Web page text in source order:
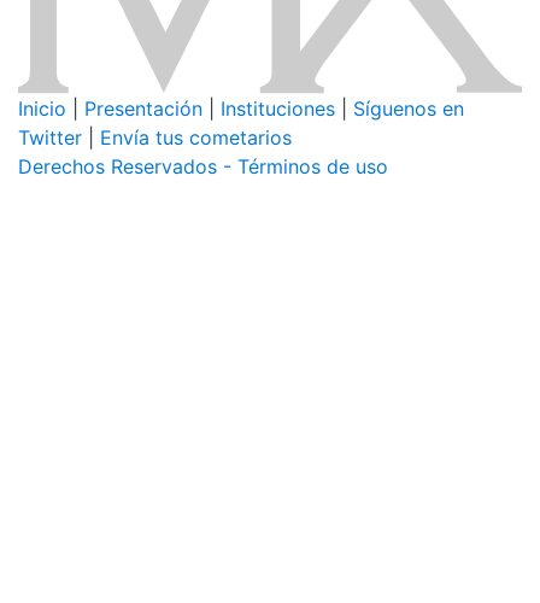
Inicio Presentación Instituciones
Síguenos en
Twitter
Envía tus cometarios
Derechos Reservados - Términos de uso